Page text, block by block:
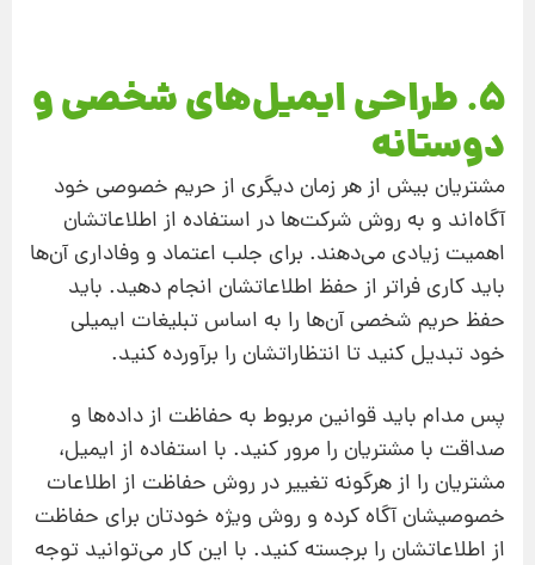
5. طراحی ایمیل‌های شخصی و
دوستانه
مشتریان بیش از هر زمان دیگری از حریم خصوصی خود
آگاه‌اند و به روش شرکت‌ها در استفاده از اطلاعاتشان
اهمیت زیادی می‌دهند. برای جلب اعتماد و وفاداری آن‌ها
باید کاری فراتر از حفظ اطلاعاتشان انجام دهید. باید
حفظ حریم شخصی آن‌ها را به اساس تبلیغات ایمیلی
خود تبدیل کنید تا انتظاراتشان را برآورده کنید.
پس مدام باید قوانین مربوط به حفاظت از داده‌ها و
صداقت با مشتریان را مرور کنید. با استفاده از ایمیل،
مشتریان را از هرگونه تغییر در روش حفاظت از اطلاعات
خصوصیشان آگاه کرده و روش ویژه خودتان برای حفاظت
از اطلاعاتشان را برجسته کنید. با این کار می‌توانید توجه